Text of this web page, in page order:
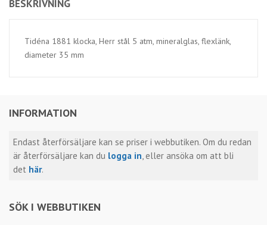
INFORMATION
Endast återförsäljare kan se priser i webbutiken. Om du redan
är återförsäljare kan du logga in , eller ansöka om att bli
det här.
SÖK I WEBBUTIKEN
BESKRIVNING
Tidéna 1881 klocka, Herr stål 5 atm, mineralglas, flexlänk,
diameter 35 mm